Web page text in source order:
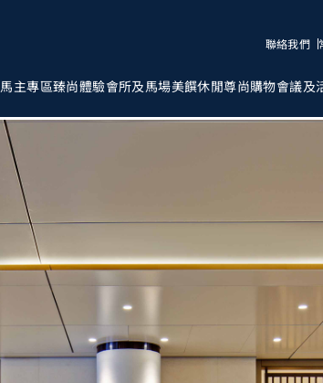
聯絡我們
馬主專區臻尚體驗會所及馬場美饌休閒尊尚購物會議及